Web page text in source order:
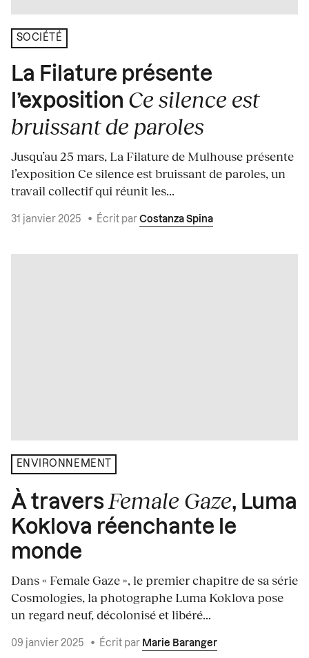
SOCIÉTÉ
La Filature présente
l’exposition Ce silence est
bruissant de paroles
Jusqu’au 25 mars, La Filature de Mulhouse présente
l’exposition Ce silence est bruissant de paroles, un
travail collectif qui réunit les...
31 janvier 2025 • Écrit par Costanza Spina
ENVIRONNEMENT
À travers Female Gaze, Luma
Koklova réenchante le
monde
Dans « Female Gaze », le premier chapitre de sa série
Cosmologies, la photographe Luma Koklova pose
un regard neuf, décolonisé et libéré...
09 janvier 2025 • Écrit par Marie Baranger